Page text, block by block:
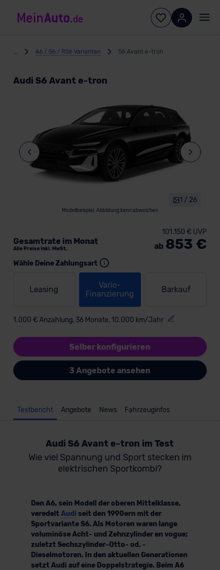
A6 / S6 / RS6 Varianten S6 Avant e-tron
Audi S6 Avant e-tron
Modellbeispiel: Abbildung kann abweichen
1 / 26
Wähle Deine Zahlungsart
Leasing
Vario-
Finanzierung
Barkauf
1.000 € Anzahlung, 36 Monate, 10.000 km/Jahr
Gesamtrate im Monat
Alle Preise inkl. MwSt.
101.150 € UVP
ab 853 €
Selber konfigurieren
3 Angebote ansehen
Testbericht Angebote News Fahrzeuginfos
Audi S6 Avant e-tron im Test
Wie viel Spannung und Sport stecken im
elektrischen Sportkombi?
Den A6, sein Modell der oberen Mittelklasse,
veredelt Audi seit den 1990ern mit der
Sportvariante S6. Als Motoren waren lange
voluminöse Acht- und Zehnzylinder en vogue;
zuletzt Sechszylinder-Otto- od. -
Dieselmotoren. In den aktuellen Generationen
setzt Audi auf eine Doppelstrategie. Beim A6